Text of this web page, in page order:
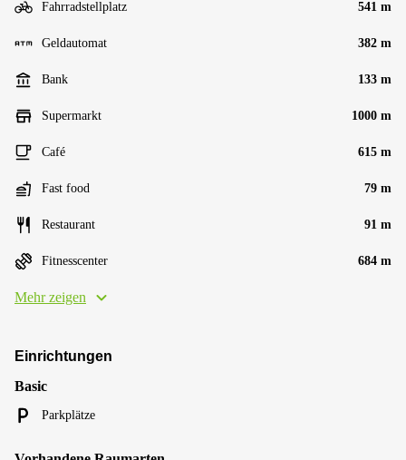
Fahrradstellplatz 541 m
Geldautomat 382 m
Bank 133 m
Supermarkt 1000 m
Café 615 m
Fast food 79 m
Restaurant 91 m
Fitnesscenter 684 m
Mehr zeigen
Einrichtungen
Basic
Parkplätze